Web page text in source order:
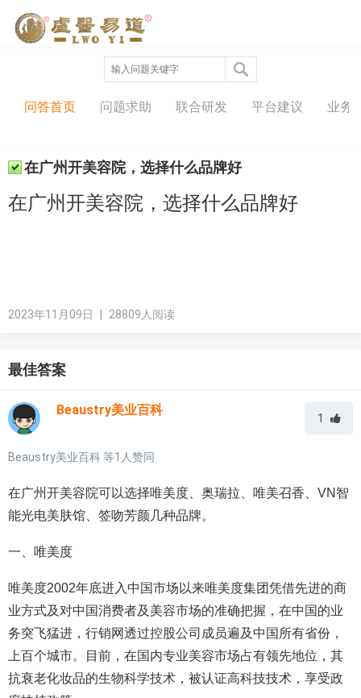
问答中心
问答首页 问题求助 联合研发 平台建议 业务
在广州开美容院，选择什么品牌好
在广州开美容院，选择什么品牌好
2023年11月09日 28809人阅读
最佳答案
Beaustry美业百科
1
Beaustry美业百科等1 人赞同
在广州开美容院可以选择唯美度、奥瑞拉、唯美召香、VN智
能光电美肤馆、签吻芳颜几种品牌。
一、唯美度
唯美度2002年底进入中国市场以来唯美度集团凭借先进的商
业方式及对中国消费者及美容市场的准确把握，在中国的业
务突飞猛进，行销网透过控股公司成员遍及中国所有省份，
上百个城市。目前，在国内专业美容市场占有领先地位，其
抗衰老化妆品的生物科学技术，被认证高科技技术，享受政